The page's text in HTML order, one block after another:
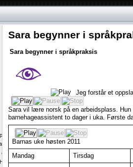
Sara begynner i
Sara begynner i språkpraksis
Jeg forstår et
Sara vil lære norsk på en arbeidsplass. Hun
barnehageassistent to dager i uka. Første
Barnas uke høsten 2011
Mandag
Tirsdag
og Jørgen på jobb?
på jobb?
liker du å gjøre?